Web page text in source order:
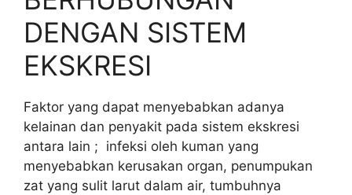
DENGAN SISTEM
EKSKRESI
Faktor yang dapat menyebabkan adanya
kelainan dan penyakit pada sistem ekskresi
antara lain ; infeksi oleh kuman yang
menyebabkan kerusakan organ, penumpukan
zat yang sulit larut dalam air, tumbuhnya